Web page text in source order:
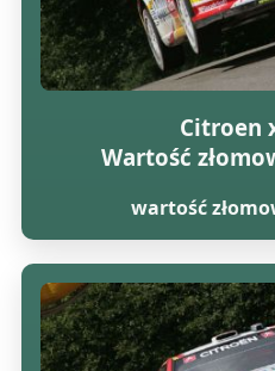
Citroen
Wartość
wartość